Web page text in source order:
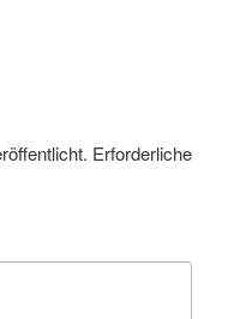
Erforderliche